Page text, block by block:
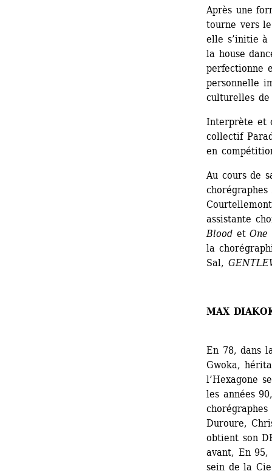
Après une
tourne vers
elle s’initie à
la house
perfectionne
personnelle
culturelles
Interprète et
collectif
en
Au cours de
assistante
Blood et One
la
Sal,
MAX
En 78, dans
Gwoka,
l’Hexagone
les années
Duroure,
obtient son
avant, En 95,
sein de la